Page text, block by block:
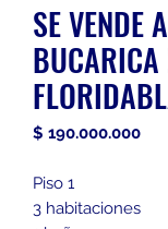
SE VENDE
$ 190.000.000
Piso 1
3 habitaciones